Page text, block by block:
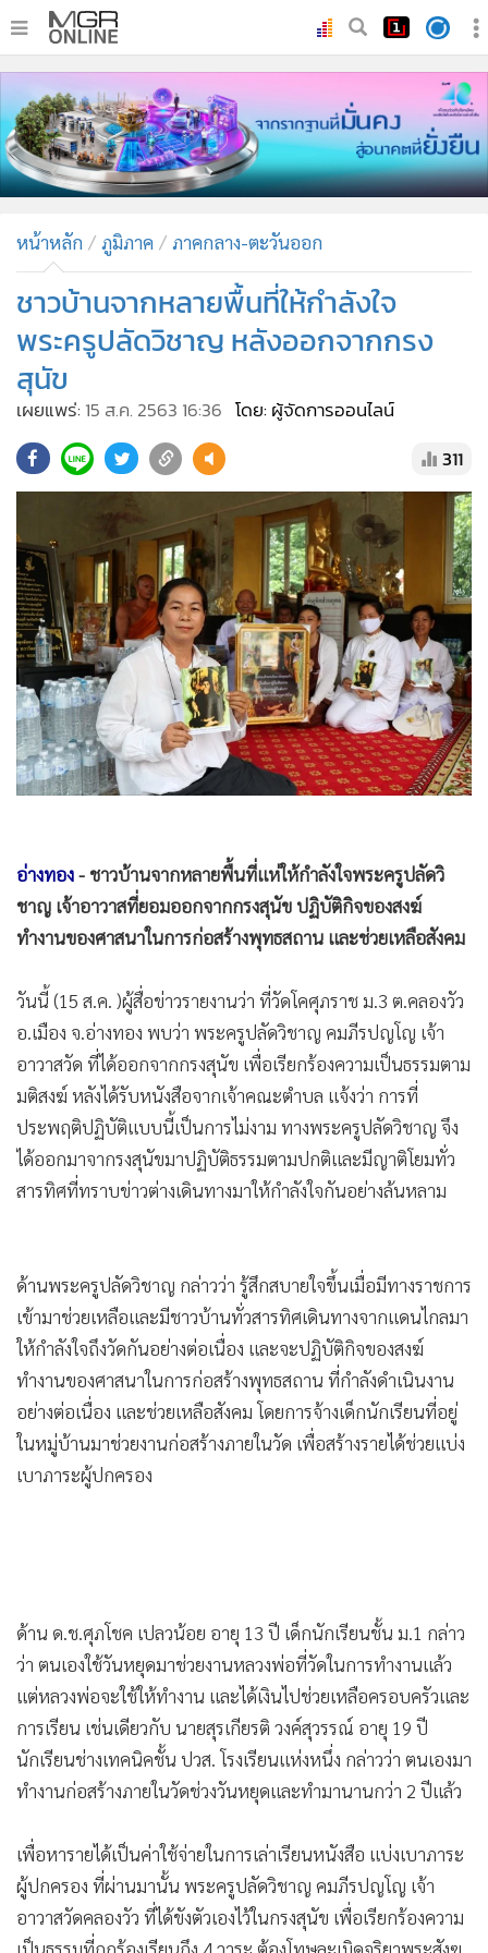
• ทันเหตุการณ์
• ภาคใต้
• ภูมิภาค
• บันเทิง
ผู้จัดการรายวัน
• คอลัมนิสต์
• ละคร
• CbizReview
• Cyber BIZ
• ผู้จัดกวน
• Good health & Well-being
Green Innovation & SD
• Management & HR
• MGR Live
• Infographic
• การเมือง
• ท่องเที่ยว
• กีฬา
• ต่างประเทศ
• Special Scoop
ชุมชน-คุณภาพชีวิต
• อาชญากรรม
• เกม
• วิทยาศาสตร์
• SMEs
• หุ้น
• อินโดจีน
• กองทุนรวม
• Celeb Online
• News1
• Gotomanager
หน้าหลัก ภูมิภาค ภาคกลาง-ตะวันออก
ชาวบ้านจากหลายพื้นที่ให้กำลังใจ
พระครูปลัดวิชาญ หลังออกจากกรง
สุนัข
เผยแพร่: 15 ส.ค. 2563 16:36 โดย: ผู้จัดการออนไลน์
311
อ่างทอง- ชาวบ้านจากหลายพื้นที่แห่ให้กำลังใจพระครูปลัดวิ
ชาญ เจ้าอาวาสที่ยอมออกจากกรงสุนัข ปฏิบัติกิจของสงฆ์
ทำงานของศาสนาในการก่อสร้างพุทธสถาน และช่วยเหลือสังคม
วันนี้ (15 ส.ค. )ผู้สื่อข่าวรายงานว่า ที่วัดโคศุภราช ม.3 ต.คลองวัว
อ.เมือง จ.อ่างทอง พบว่า พระครูปลัดวิชาญ คมภีรปญโญ เจ้า
อาวาสวัด ที่ได้ออกจากกรงสุนัข เพื่อเรียกร้องความเป็นธรรมตาม
มติสงฆ์ หลังได้รับหนังสือจากเจ้าคณะตำบล แจ้งว่า การที่
ประพฤติปฏิบัติแบบนี้เป็นการไม่งาม ทางพระครูปลัดวิชาญ จึง
ได้ออกมาจากรงสุนัขมาปฏิบัติธรรมตามปกติและมีญาติโยมทั่ว
สารทิศที่ทราบข่าวต่างเดินทางมาให้กำลังใจกันอย่างล้นหลาม
ด้านพระครูปลัดวิชาญ กล่าวว่า รู้สึกสบายใจขึ้นเมื่อมีทางราชการ
เข้ามาช่วยเหลือและมีชาวบ้านทั่วสารทิศเดินทางจากแดนไกลมา
ให้กำลังใจถึงวัดกันอย่างต่อเนื่อง และจะปฏิบัติกิจของสงฆ์
ทำงานของศาสนาในการก่อสร้างพุทธสถาน ที่กำลังดำเนินงาน
อย่างต่อเนื่อง และช่วยเหลือสังคม โดยการจ้างเด็กนักเรียนที่อยู่
ในหมู่บ้านมาช่วยงานก่อสร้างภายในวัด เพื่อสร้างรายได้ช่วยแบ่ง
เบาภาระผู้ปกครอง
ด้าน ด.ช.ศุภโชค เปลวน้อย อายุ 13 ปี เด็กนักเรียนชั้น ม.1 กล่าว
ว่า ตนเองใช้วันหยุดมาช่วยงานหลวงพ่อที่วัดในการทำงานแล้ว
แต่หลวงพ่อจะใช้ให้ทำงาน และได้เงินไปช่วยเหลือครอบครัวและ
การเรียน เช่นเดียวกับ นายสุรเกียรติ วงค์สุวรรณ์ อายุ 19 ปี
นักเรียนช่างเทคนิคชั้น ปวส. โรงเรียนแห่งหนึ่ง กล่าวว่า ตนเองมา
ทำงานก่อสร้างภายในวัดช่วงวันหยุดและทำมานานกว่า 2 ปีแล้ว
เพื่อหารายได้เป็นค่าใช้จ่ายในการเล่าเรียนหนังสือ แบ่งเบาภาระ
ผู้ปกครอง ที่ผ่านมานั้น พระครูปลัดวิชาญ คมภีรปญโญ เจ้า
อาวาสวัดคลองวัว ที่ได้ขังตัวเองไว้ในกรงสุนัข เพื่อเรียกร้องความ